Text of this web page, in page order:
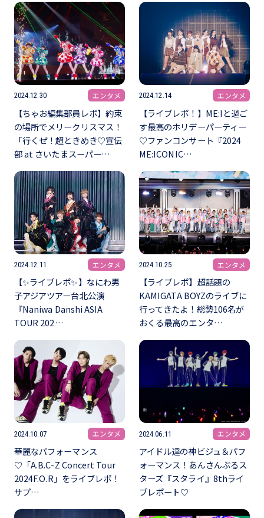
2024.12.30 エンタメ
【ちゃお編集部員レポ】約束
の場所でメリークリスマス！
「行くぜ！超ときめき♡宣伝
部 at さいたまスーパー…
2024.12.14 エンタメ
【ライブレポ！】ME:Iと過ご
す最高のホリデーパーティー
♡ファンコンサート『2024
ME:ICONIC…
2024.12.11 エンタメ
【✨ライブレポ✨】なにわ男
子アジアツアー台北公演
『Naniwa Danshi ASIA
TOUR 202…
2024.10.25 エンタメ
【ライブレポ】超話題の
KAMIGATA BOYZのライブに
行ってきたよ！総勢106名が
おくる最高のエンタ…
2024.10.07 エンタメ
華麗なパフォーマンス
♡「A.B.C-Z Concert Tour
2024F.O.R」をライブレポ！
サプ…
2024.06.11 エンタメ
アイドル達の神ビジュ＆パフ
ォーマンス！あんさんぶるス
ターズ『スタライ』8thライ
ブレポート♡